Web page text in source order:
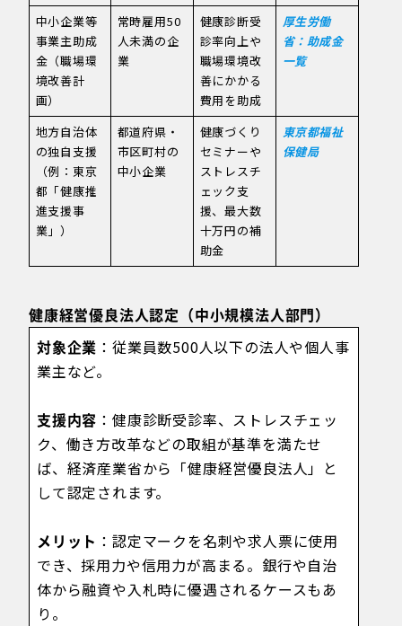
中小企業等
事業主助成
金（職場環
境改善計
画）
常時雇用50
人未満の企
業
健康診断受
診率向上や
職場環境改
善にかかる
費用を助成
厚生労働
省：助成金
一覧
地方自治体
の独自支援
（例：東京
都「健康推
進支援事
業」）
都道府県・
市区町村の
中小企業
健康づくり
セミナーや
ストレスチ
ェック支
援、最大数
十万円の補
助金
東京都福祉
保健局
健康経営優良法人認定（中小規模法人部門）
対象企業 ：従業員数500人以下の法人や個人事
業主など。
支援内容 ：健康診断受診率、ストレスチェッ
ク、働き方改革などの取組が基準を満たせ
ば、経済産業省から「健康経営優良法人」と
して認定されます。
メリット ：認定マークを名刺や求人票に使用
でき、採用力や信用力が高まる。銀行や自治
体から融資や入札時に優遇されるケースもあ
り。